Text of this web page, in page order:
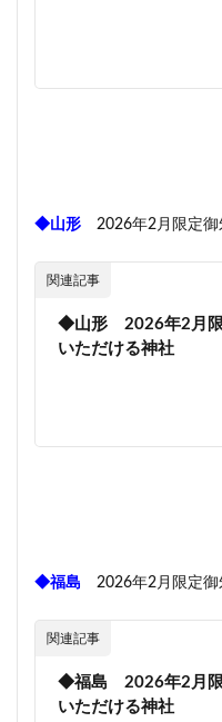
◆山形 2026年2月限定御
関連記事
◆山形 2026年2月限
いただける神社
◆福島 2026年2月限定御
関連記事
◆福島 2026年2月限
いただける神社